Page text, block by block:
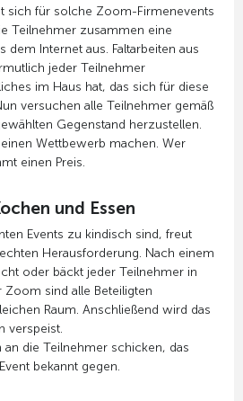
sich für solche Zoom-Firmenevents
Teilnehmer zusammen eine
dem Internet aus. Faltarbeiten aus
jeder Teilnehmer
im Haus hat, das sich für diese
versuchen alle Teilnehmer gemäß
Gegenstand herzustellen.
Wettbewerb machen. Wer
einen Preis.
und Essen
Events zu kindisch sind, freut
Herausforderung. Nach einem
oder bäckt jeder Teilnehmer in
Zoom sind alle Beteiligten
Raum. Anschließend wird das
verspeist.
die Teilnehmer schicken, das
bekannt gegen.